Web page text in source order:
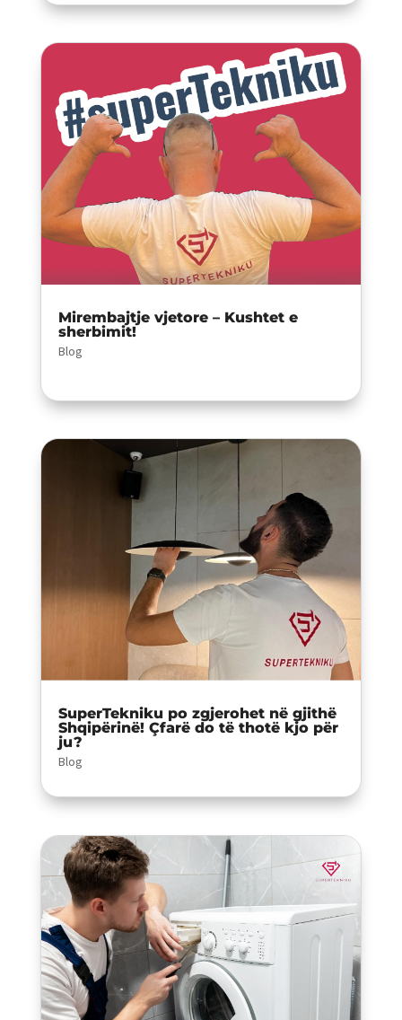
Mirembajtje vjetore – Kushtet e
sherbimit!
Blog
SuperTekniku po zgjerohet në gjithë
Shqipërinë! Çfarë do të thotë kjo për
ju?
Blog